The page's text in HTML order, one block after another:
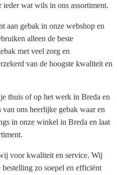
wat wils in ons assortiment.
aan gebak in onze webshop en
alleen de beste
met veel zorg en
van de hoogste kwaliteit en
thuis of op het werk in Breda en
ons heerlijke gebak waar en
in onze winkel in Breda en laat
voor kwaliteit en service. Wij
zo soepel en efficiënt